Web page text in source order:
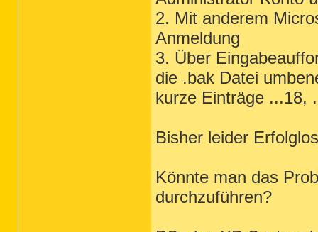
2. Mit anderem
Anmeldung
3. Über
die .bak Datei
kurze Einträge ...18,
Bisher leider
Könnte man das
durchzuführen?